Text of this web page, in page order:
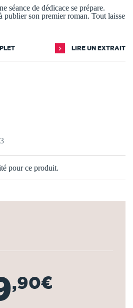
séance de dédicace se prépare.
publier son premier roman. Tout laisse
LIRE UN EXTRAIT
pour ce produit.
,90€